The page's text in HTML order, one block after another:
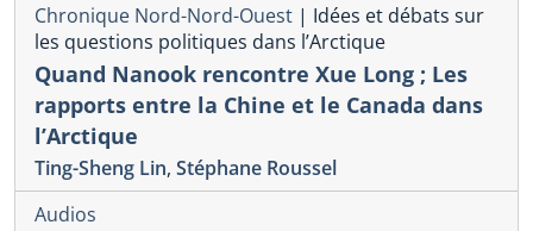
Chronique Nord-Nord-Ouest | Idées et débats sur
les questions politiques dans l’Arctique
Quand Nanook rencontre Xue Long ; Les
rapports entre la Chine et le Canada dans
l’Arctique
Ting-Sheng Lin, Stéphane Roussel
Audios